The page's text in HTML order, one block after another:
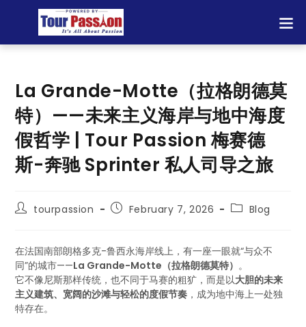
La Grande-Motte（拉格朗德莫
特）——未来主义海岸与地中海度
假哲学 | Tour Passion 梅赛德
斯-奔驰 Sprinter 私人司导之旅
tourpassion February 7, 2026 Blog
在法国南部朗格多克-鲁西永海岸线上，有一座一眼就“与众不
同”的城市——La Grande-Motte（拉格朗德莫特） 。
它不像尼斯那样传统，也不同于马赛的粗犷，而是以大胆的未来
主义建筑、宽阔的沙滩与轻松的度假节奏 ，成为地中海上一处独
特存在。